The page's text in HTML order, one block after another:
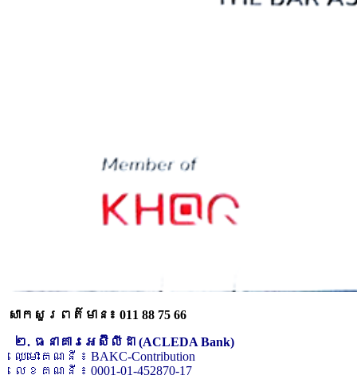
សាកសួរពត៌មាន៖ 011 88 75 66
២. ធនាគារអេស៊ីលីដា (ACLEDA Bank)
ឈ្មោះគណនី ៖ BAKC-Contribution
លេខគណនី ៖ 0001-01-452870-17